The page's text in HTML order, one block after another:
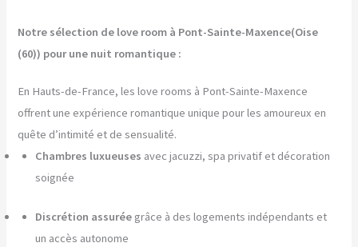
Notre sélection de love room à Pont-Sainte-Maxence(Oise
(60)) pour une nuit romantique :
En Hauts-de-France, les love rooms à Pont-Sainte-Maxence
offrent une expérience romantique unique pour les amoureux en
quête d’intimité et de sensualité.
Chambres luxueuses avec jacuzzi, spa privatif et décoration
soignée
Discrétion assurée grâce à des logements indépendants et
un accès autonome